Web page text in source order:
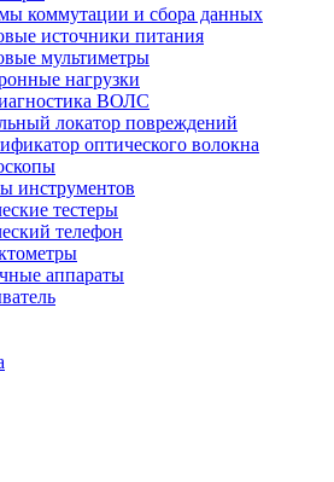
коммутации и сбора данных
источники питания
мультиметры
нагрузки
ВОЛС
локатор повреждений
оптического волокна
инструментов
тестеры
телефон
аппараты